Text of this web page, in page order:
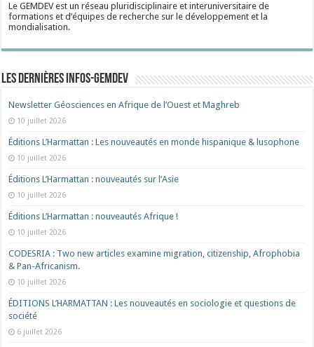
Le GEMDEV est un réseau pluridisciplinaire et interuniversitaire de
formations et d’équipes de recherche sur le développement et la
mondialisation.
Les dernières Infos-Gemdev
Newsletter Géosciences en Afrique de l’Ouest et Maghreb
10 juillet 2026
Éditions L’Harmattan : Les nouveautés en monde hispanique & lusophone
10 juillet 2026
Éditions L’Harmattan : nouveautés sur l’Asie
10 juillet 2026
Éditions L’Harmattan : nouveautés Afrique !​
10 juillet 2026
CODESRIA : Two new articles examine migration, citizenship, Afrophobia
& Pan-Africanism.
10 juillet 2026
ÉDITIONS L’HARMATTAN : Les nouveautés en sociologie et questions de
société
6 juillet 2026